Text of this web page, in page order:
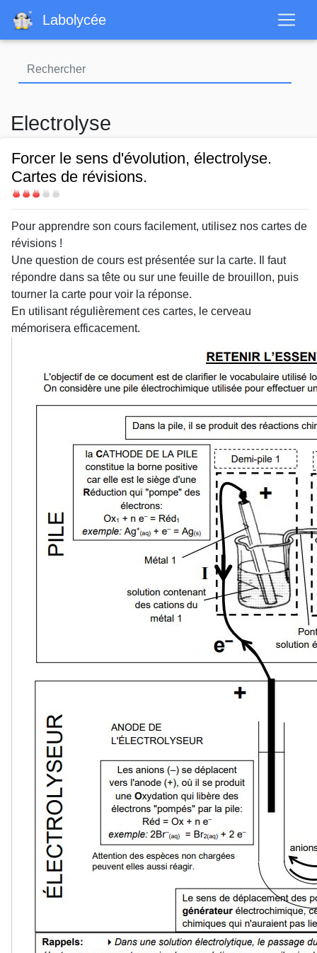
contenu
Labolycée
Electrolyse
Forcer le sens d'évolution, électrolyse.
Cartes de révisions.
Difficulté
Body
Pour apprendre son cours facilement, utilisez nos cartes de
révisions !
Une question de cours est présentée sur la carte. Il faut
répondre dans sa tête ou sur une feuille de brouillon, puis
tourner la carte pour voir la réponse.
En utilisant régulièrement ces cartes, le cerveau
mémorisera efficacement.